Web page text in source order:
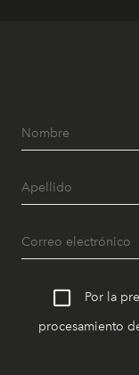
Por la
procesamiento